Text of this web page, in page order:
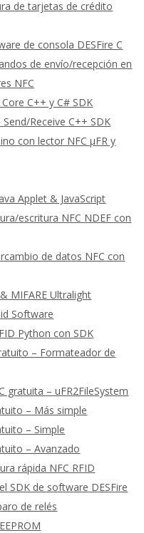
de tarjetas de crédito
de consola DESFire C
de envío/recepción en
NFC
C++ y C# SDK
Receive C++ SDK
con lector NFC μFR y
Applet & JavaScript
escritura NFC NDEF con
de datos NFC con
MIFARE Ultralight
Software
Python con SDK
– Formateador de
gratuita – uFR2FileSystem
– Más simple
– Simple
– Avanzado
rápida NFC RFID
SDK de software DESFire
de relés